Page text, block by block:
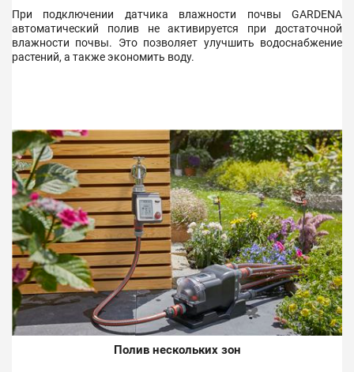
При подключении датчика влажности почвы GARDENA
автоматический полив не активируется при достаточной
влажности почвы. Это позволяет улучшить водоснабжение
растений, а также экономить воду.
Полив нескольких зон